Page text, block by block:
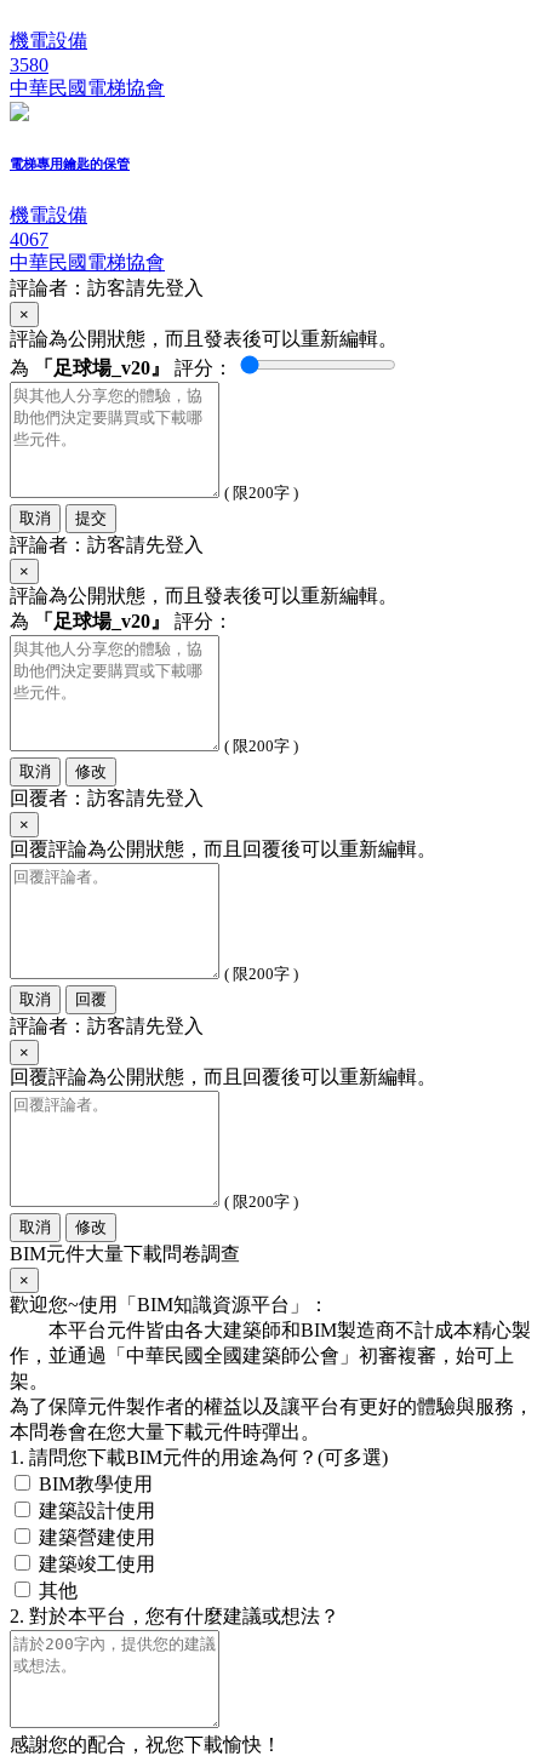
機電設備
3580
中華民國電梯協會
電梯專用鑰匙的保管
機電設備
4067
中華民國電梯協會
評論者：訪客請先登入
×
評論為公開狀態，而且發表後可以重新編輯。
為
「足球場_v20』 評分：
( 限200字 )
取消
提交
評論者：訪客請先登入
×
評論為公開狀態，而且發表後可以重新編輯。
為
「足球場_v20』 評分：
( 限200字 )
取消
修改
回覆者：訪客請先登入
×
回覆評論為公開狀態，而且回覆後可以重新編輯。
( 限200字 )
取消
回覆
評論者：訪客請先登入
×
回覆評論為公開狀態，而且回覆後可以重新編輯。
( 限200字 )
取消
修改
BIM元件大量下載問卷調查
×
歡迎您~使用「BIM知識資源平台」：
本平台元件皆由各大建築師和BIM製造商不計成本精心製
作，並通過「中華民國全國建築師公會」初審複審，始可上
架。
為了保障元件製作者的權益以及讓平台有更好的體驗與服務，
本問卷會在您大量下載元件時彈出。
1. 請問您下載BIM元件的用途為何？(可多選)
BIM教學使用
建築設計使用
建築營建使用
建築竣工使用
其他
2. 對於本平台，您有什麼建議或想法？
感謝您的配合，祝您下載愉快！